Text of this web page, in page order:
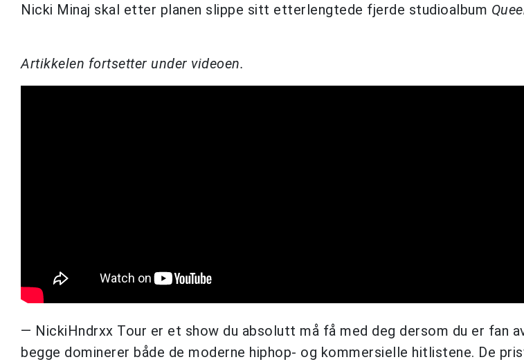
Nicki Minaj skal etter planen slippe sitt etterlengtede fjerde studioalbum
Artikkelen fortsetter under videoen.
— NickiHndrxx Tour er et show du absolutt må få med deg dersom du er fan
begge dominerer både de moderne hiphop- og kommersielle hitlistene. De